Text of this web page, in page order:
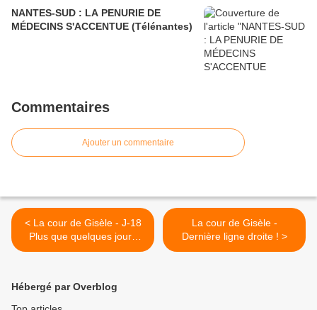
NANTES-SUD : LA PENURIE DE
MÉDECINS S'ACCENTUE (Télénantes)
Commentaires
Ajouter un commentaire
< La cour de Gisèle - J-18
Plus que quelques jours
pour faire la différence !
La cour de Gisèle -
Dernière ligne droite ! >
Hébergé par Overblog